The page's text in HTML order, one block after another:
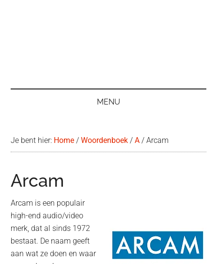
MENU
Je bent hier: Home / Woordenboek / A / Arcam
Arcam
Arcam is een populair
high-end audio/video
merk, dat al sinds 1972
bestaat. De naam geeft
aan wat ze doen en waar